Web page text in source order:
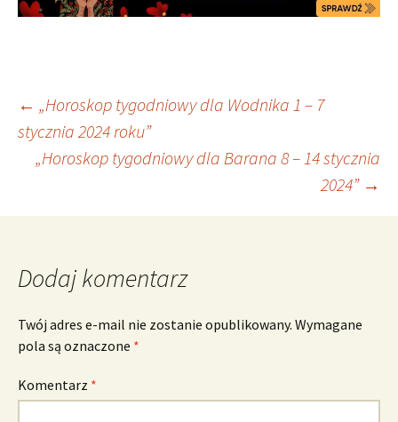
Nawigacja
wpisu
← „Horoskop tygodniowy dla Wodnika 1 – 7
stycznia 2024 roku”
„Horoskop tygodniowy dla Barana 8 – 14 stycznia
2024” →
Dodaj komentarz
Twój adres e-mail nie zostanie opublikowany. Wymagane
pola są oznaczone *
Komentarz *